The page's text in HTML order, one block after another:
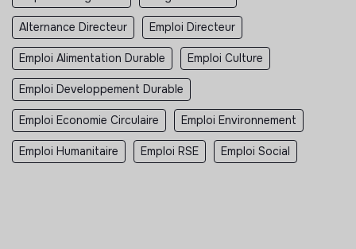
Alternance Directeur Emploi Directeur
Emploi Alimentation Durable Emploi Culture
Emploi Developpement Durable
Emploi Economie Circulaire Emploi Environnement
Emploi Humanitaire Emploi RSE Emploi Social